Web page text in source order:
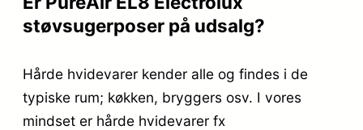
støvsugerposer på udsalg?
Hårde hvidevarer kender alle og findes i de
typiske rum; køkken, bryggers osv. I vores
mindset er hårde hvidevarer fx